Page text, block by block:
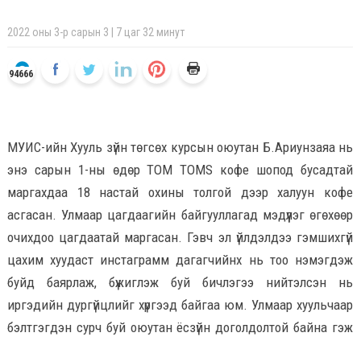
2022 оны 3-р сарын 3 | 7 цаг 32 минут
94666
МУИС-ийн Хууль зүйн төгсөх курсын оюутан Б.Ариунзаяа нь
энэ сарын 1-ны өдөр TOM TOMS кофе шопод бусадтай
маргахдаа 18 настай охины толгой дээр халуун кофе
асгасан. Улмаар цагдаагийн байгууллагад мэдүүлэг өгөхөөр
очихдоо цагдаатай маргасан. Гэвч эл үйлдэлдээ гэмшихгүй
цахим хуудаст инстаграмм дагагчийнх нь тоо нэмэгдэж
буйд баярлаж, бүжиглэж буй бичлэгээ нийтэлсэн нь
иргэдийн дургүйцлийг хүргээд байгаа юм. Улмаар хуульчаар
бэлтгэгдэн сурч буй оюутан ёсзүйн доголдолтой байна гэж